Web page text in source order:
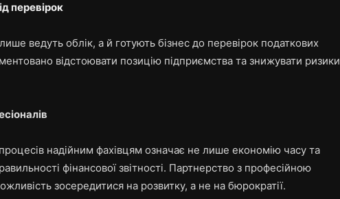
перевірок
ведуть облік, а й готують бізнес до перевірок податкових
відстоювати позицію підприємства та знижувати ризики
надійним фахівцям означає не лише економію часу та
фінансової звітності. Партнерство з професійною
зосередитися на розвитку, а не на бюрократії.